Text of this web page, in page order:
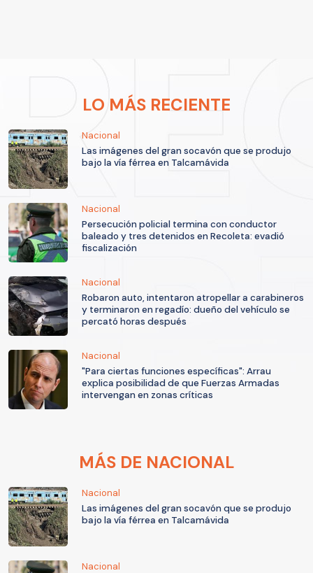
LO MÁS RECIENTE
Nacional
Las imágenes del gran socavón que se produjo
bajo la vía férrea en Talcamávida
Nacional
Persecución policial termina con conductor
baleado y tres detenidos en Recoleta: evadió
fiscalización
Nacional
Robaron auto, intentaron atropellar a carabineros
y terminaron en regadío: dueño del vehículo se
percató horas después
Nacional
"Para ciertas funciones específicas": Arrau
explica posibilidad de que Fuerzas Armadas
intervengan en zonas críticas
MÁS DE NACIONAL
Nacional
Las imágenes del gran socavón que se produjo
bajo la vía férrea en Talcamávida
Nacional